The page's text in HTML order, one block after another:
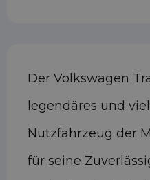
Der Volkswagen
legendäres und
Nutzfahrzeug der
für seine